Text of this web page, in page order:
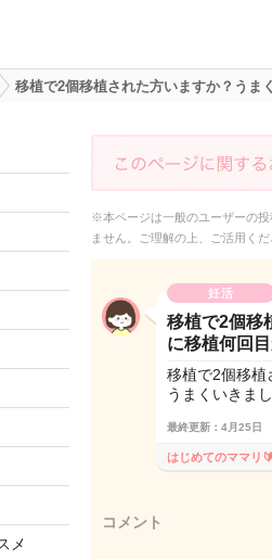
移植で2個移植された方いますか？うま
メ
※本ページは一般のユーザーの投
ません。ご理解の上、ご活用くだ
妊活
移植で2個移
に移植何回
移植で2個移植
うまくいきま
最終更新：4月25日
はじめてのママリ🔰
コメント